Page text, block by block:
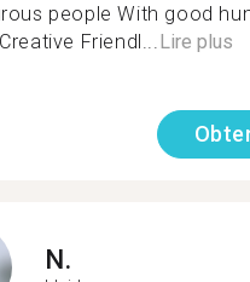
people With good
Friendl...Lire plus
N.